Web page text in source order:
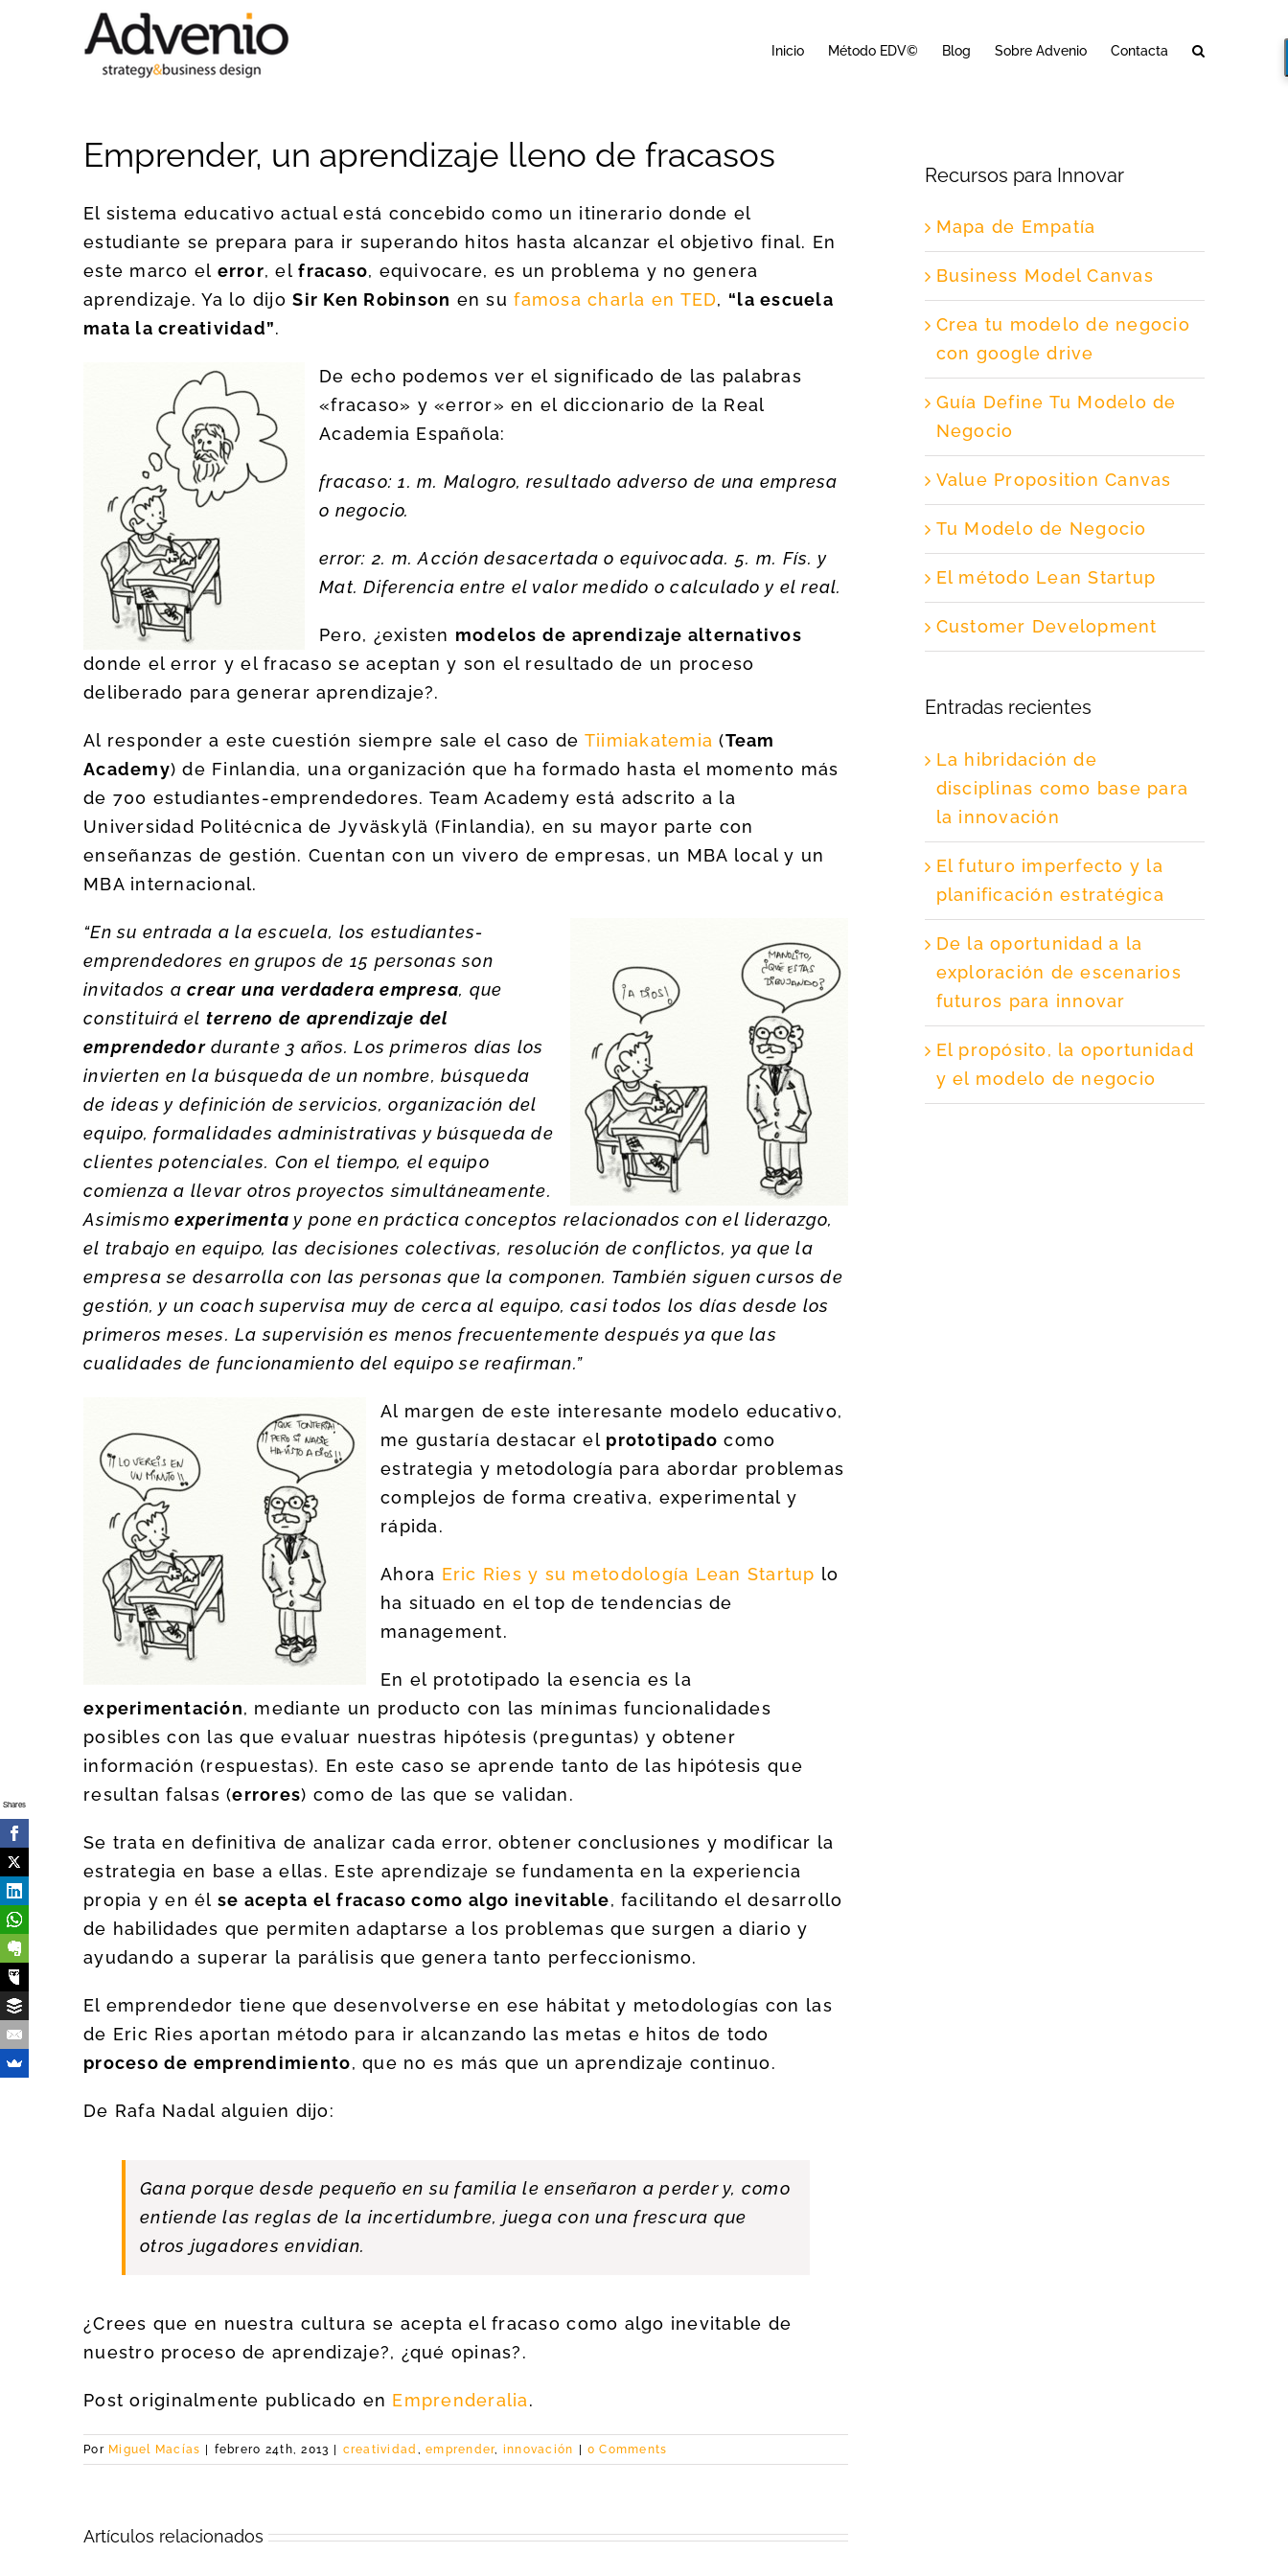
Inicio Método EDV© Blog Sobre Advenio Contacta
Emprender, un aprendizaje lleno de fracasos
El sistema educativo actual está concebido como un itinerario donde el
estudiante se prepara para ir superando hitos hasta alcanzar el objetivo final. En
este marco el error, elfracaso, equivocare, es un problema y no genera
aprendizaje. Ya lo dijoSir Ken Robinson en sufamosa charla en TED, “la escuela
mata la creatividad”.
De echo podemos ver el significado de las palabras
«fracaso» y «error» en el diccionario de la Real
Academia Española:
fracaso: 1. m. Malogro, resultado adverso de una empresa
o negocio.
error: 2. m. Acción desacertada o equivocada. 5. m. Fís. y
Mat. Diferencia entre el valor medido o calculado y el real.
Pero, ¿existen modelos de aprendizaje alternativos
donde el error y el fracaso se aceptan y son el resultado de un proceso
deliberado para generar aprendizaje?.
Al responder a este cuestión siempre sale el caso de Tiimiakatemia (Team
Academy) de Finlandia, una organización que ha formado hasta el momento más
de 700 estudiantes-emprendedores. Team Academy está adscrito a la
Universidad Politécnica de Jyväskylä (Finlandia), en su mayor parte con
enseñanzas de gestión. Cuentan con un vivero de empresas, un MBA local y un
MBA internacional.
“En su entrada a la escuela, los estudiantes-
emprendedores en grupos de 15 personas son
invitados acrear una verdadera empresa, que
constituirá el terreno de aprendizaje del
emprendedordurante 3 años. Los primeros días los
invierten en la búsqueda de un nombre, búsqueda
de ideas y definición de servicios, organización del
equipo, formalidades administrativas y búsqueda de
clientes potenciales. Con el tiempo, el equipo
comienza a llevar otros proyectos simultáneamente.
Asimismoexperimenta y pone en práctica conceptos relacionados con el liderazgo,
el trabajo en equipo, las decisiones colectivas, resolución de conflictos, ya que la
empresa se desarrolla con las personas que la componen. También siguen cursos de
gestión, y un coach supervisa muy de cerca al equipo, casi todos los días desde los
primeros meses. La supervisión es menos frecuentemente después ya que las
cualidades de funcionamiento del equipo se reafirman.”
Al margen de este interesante modelo educativo,
me gustaría destacar el prototipado como
estrategia y metodología para abordar problemas
complejos de forma creativa, experimental y
rápida.
Ahora Eric Ries y su metodología Lean Startup lo
ha situado en el top de tendencias de
management.
En el prototipado la esencia es la
experimentación, mediante un producto con las mínimas funcionalidades
posibles con las que evaluar nuestras hipótesis (preguntas) y obtener
información (respuestas). En este caso se aprende tanto de las hipótesis que
resultan falsas (errores) como de las que se validan.
Se trata en definitiva de analizar cada error, obtener conclusiones y modificar la
estrategia en base a ellas. Este aprendizaje se fundamenta en la experiencia
propia y en él se acepta el fracaso como algo inevitable, facilitando el desarrollo
de habilidades que permiten adaptarse a los problemas que surgen a diario y
ayudando a superar la parálisis que genera tanto perfeccionismo.
El emprendedor tiene que desenvolverse en ese hábitat y metodologías con las
de Eric Ries aportan método para ir alcanzando las metas e hitos de todo
proceso de emprendimiento, que no es más que un aprendizaje continuo.
De Rafa Nadal alguien dijo:
Gana porque desde pequeño en su familia le enseñaron a perder y, como
entiende las reglas de la incertidumbre, juega con una frescura que
otros jugadores envidian.
¿Crees que en nuestra cultura se acepta el fracaso como algo inevitable de
nuestro proceso de aprendizaje?, ¿qué opinas?.
Post originalmente publicado en Emprenderalia.
Por Miguel Macías febrero 24th, 2013 creatividad ,emprender, innovación 0 Comments
Artículos relacionados
Recursos para Innovar
Mapa de Empatía
Business Model Canvas
Crea tu modelo de negocio
con google drive
Guía Define Tu Modelo de
Negocio
Value Proposition Canvas
Tu Modelo de Negocio
El método Lean Startup
Customer Development
Entradas recientes
La hibridación de
disciplinas como base para
la innovación
El futuro imperfecto y la
planificación estratégica
De la oportunidad a la
exploración de escenarios
futuros para innovar
El propósito, la oportunidad
y el modelo de negocio
Shares